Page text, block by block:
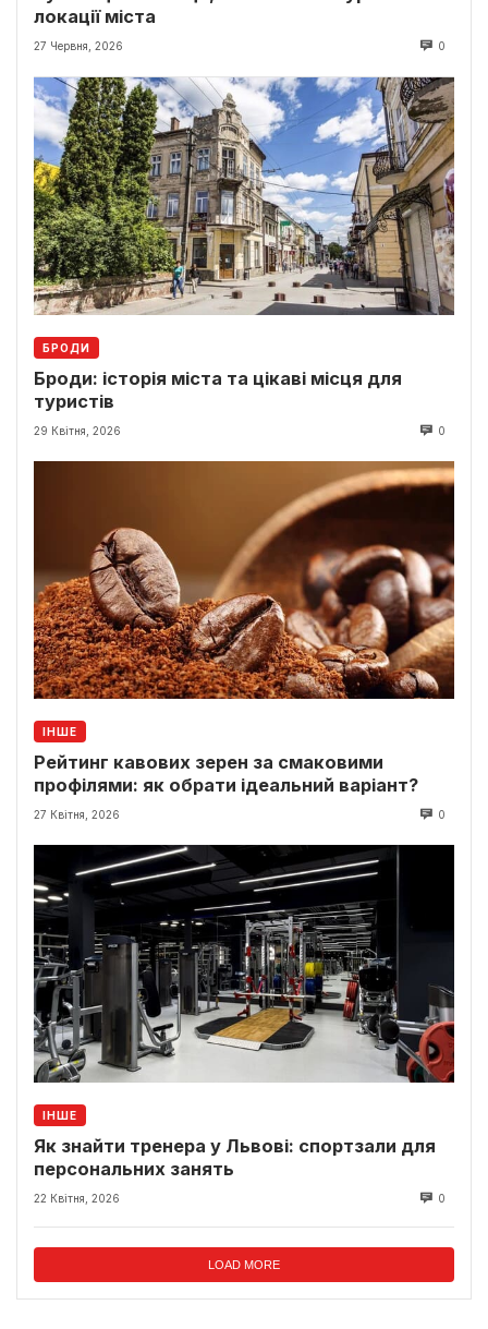
локації міста
27 Червня, 2026 0
БРОДИ
Броди: історія міста та цікаві місця для
туристів
29 Квітня, 2026 0
ІНШЕ
Рейтинг кавових зерен за смаковими
профілями: як обрати ідеальний варіант?
27 Квітня, 2026 0
ІНШЕ
Як знайти тренера у Львові: спортзали для
персональних занять
22 Квітня, 2026 0
LOAD MORE